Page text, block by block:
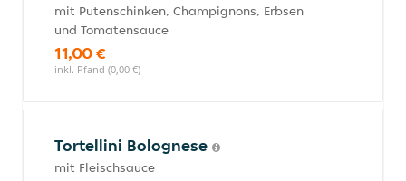
mit Putenschinken, Champignons, Erbsen
und Tomatensauce
11,00 €
inkl. Pfand (0,00 €)
Tortellini Bolognese
mit Fleischsauce